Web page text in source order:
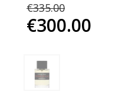
€335.00 prezzo
originale
€300.00
Il
attuale
€300.00.